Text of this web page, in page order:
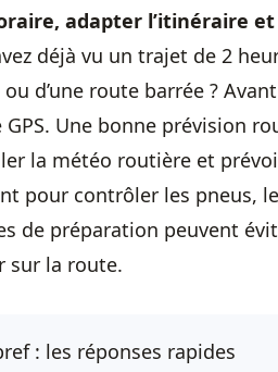
adapter l’itinéraire
déjà vu un trajet de 2
ou d’une route barrée ?
GPS. Une bonne prévision
la météo routière et
pour contrôler les pneus,
de préparation peuvent
sur la route.
: les réponses rapides